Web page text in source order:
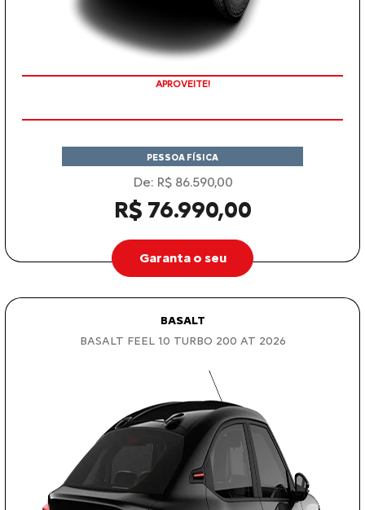
PREÇOS REDUZIDOS
PESSOA FÍSICA
De: R$ 86.590,00
R$ 76.990,00
Garanta o seu
BASALT
BASALT FEEL 1.0 TURBO 200 AT 2026